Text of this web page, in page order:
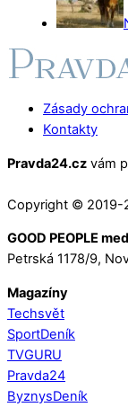
Zásady
Kontakty
Pravda24.cz vám
Copyright © 2019-
GOOD PEOPLE
Petrská 1178/9,
Magazíny
Techsvět
SportDeník
TVGURU
Pravda24
ByznysDeník